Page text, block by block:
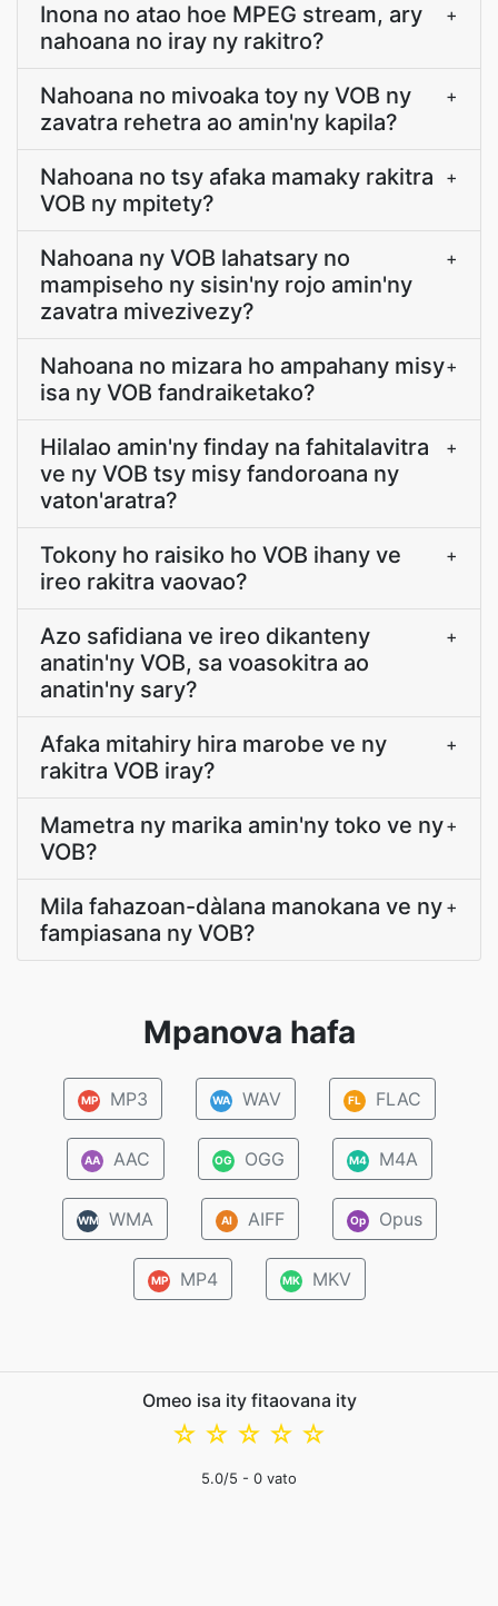
Inona no atao hoe MPEG stream, ary
nahoana no iray ny rakitro?
+
Nahoana no mivoaka toy ny VOB ny
zavatra rehetra ao amin'ny kapila?
+
Nahoana no tsy afaka mamaky rakitra
VOB ny mpitety?
+
Nahoana ny VOB lahatsary no
mampiseho ny sisin'ny rojo amin'ny
zavatra mivezivezy?
+
Nahoana no mizara ho ampahany misy
isa ny VOB fandraiketako?
+
Hilalao amin'ny finday na fahitalavitra
ve ny VOB tsy misy fandoroana ny
vaton'aratra?
+
Tokony ho raisiko ho VOB ihany ve
ireo rakitra vaovao?
+
Azo safidiana ve ireo dikanteny
anatin'ny VOB, sa voasokitra ao
anatin'ny sary?
+
Afaka mitahiry hira marobe ve ny
rakitra VOB iray?
+
Mametra ny marika amin'ny toko ve ny
VOB?
+
Mila fahazoan-dàlana manokana ve ny
fampiasana ny VOB?
+
Mpanova hafa
MP MP3 WA WAV FL FLAC
AA AAC OG OGG M4 M4A
WM WMA AI AIFF Op Opus
MP MP4 MK MKV
Omeo isa ity fitaovana ity
☆
☆
☆
☆
☆
5.0/5 - 0 vato